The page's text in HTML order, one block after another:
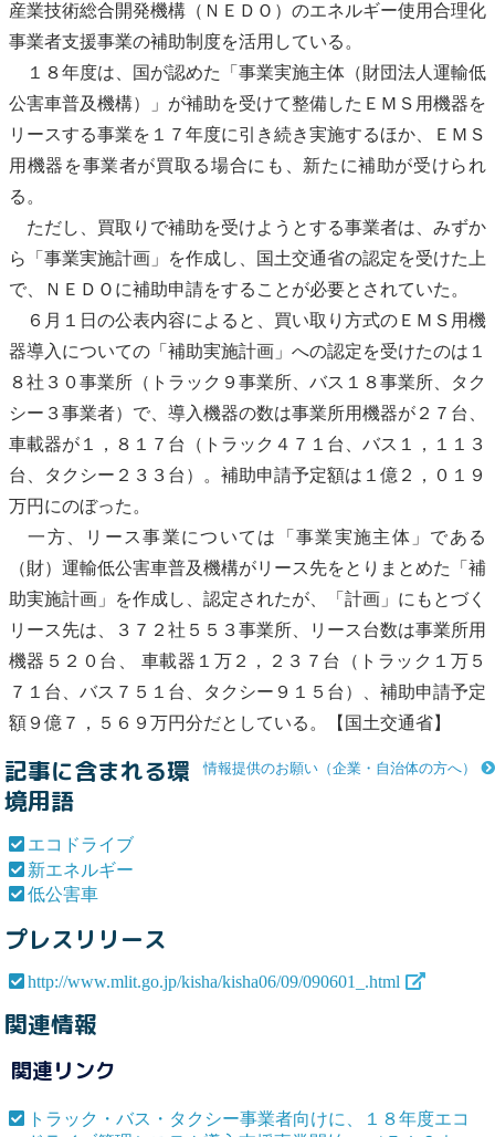
産業技術総合開発機構（ＮＥＤＯ）のエネルギー使用合理化
事業者支援事業の補助制度を活用している。
１８年度は、国が認めた「事業実施主体（財団法人運輸低
公害車普及機構）」が補助を受けて整備したＥＭＳ用機器を
リースする事業を１７年度に引き続き実施するほか、ＥＭＳ
用機器を事業者が買取る場合にも、新たに補助が受けられ
る。
ただし、買取りで補助を受けようとする事業者は、みずか
ら「事業実施計画」を作成し、国土交通省の認定を受けた上
で、ＮＥＤＯに補助申請をすることが必要とされていた。
６月１日の公表内容によると、買い取り方式のＥＭＳ用機
器導入についての「補助実施計画」への認定を受けたのは１
８社３０事業所（トラック９事業所、バス１８事業所、タク
シー３事業者）で、導入機器の数は事業所用機器が２７台、
車載器が１，８１７台（トラック４７１台、バス１，１１３
台、タクシー２３３台）。補助申請予定額は１億２，０１９
万円にのぼった。
一方、リース事業については「事業実施主体」である
（財）運輸低公害車普及機構がリース先をとりまとめた「補
助実施計画」を作成し、認定されたが、「計画」にもとづく
リース先は、３７２社５５３事業所、リース台数は事業所用
機器５２０台、 車載器１万２，２３７台（トラック１万５
７１台、バス７５１台、タクシー９１５台）、補助申請予定
額９億７，５６９万円分だとしている。【国土交通省】
情報提供のお願い（企業・自治体の方へ）
記事に含まれる環
境用語
エコドライブ
新エネルギー
低公害車
プレスリリース
http://www.mlit.go.jp/kisha/kisha06/09/090601_.html
関連情報
関連リンク
トラック・バス・タクシー事業者向けに、１８年度エコ